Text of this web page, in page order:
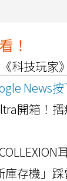
！
科技玩家
News
開箱！
存機」